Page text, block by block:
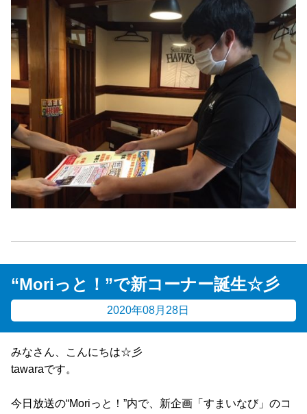
“Moriっと！”で新コーナー誕生☆彡
2020年08月28日
みなさん、こんにちは☆彡
tawaraです。
今日放送の“Moriっと！”内で、新企画「すまいなび」のコ